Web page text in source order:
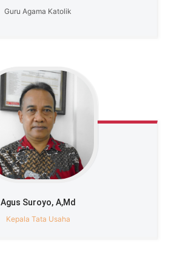
Guru Agama Katolik
Agus Suroyo, A,Md
Kepala Tata Usaha